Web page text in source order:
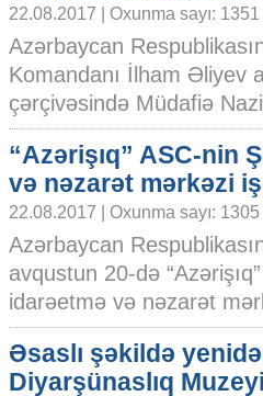
22.08.2017 | Oxunma sayı: 1351
Azərbaycan
Komandanı İlham Əliyev
çərçivəsində Müdafiə
“Azərişıq” ASC-nin
və nəzarət mərkəzi
22.08.2017 | Oxunma sayı: 1305
Azərbaycan
avqustun 20-də
idarəetmə və nəzarət
Əsaslı şəkildə
Diyarşünaslıq